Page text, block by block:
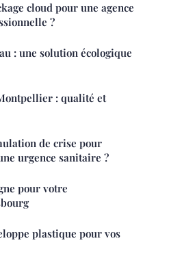
cloud pour une agence
?
: une solution écologique
: qualité et
de crise pour
urgence sanitaire ?
pour votre
plastique pour vos